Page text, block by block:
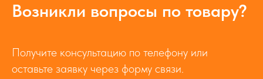
Возникли вопросы по товару?
Получите консультацию по телефону или
оставьте заявку через форму связи.